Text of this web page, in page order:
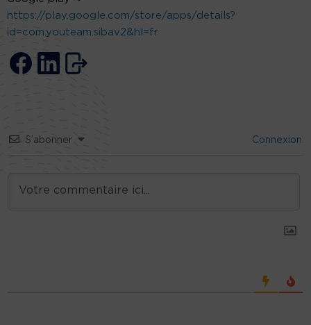
https://play.google.com/store/apps/details?
id=com.youteam.sibav2&hl=fr
S’abonner Connexion